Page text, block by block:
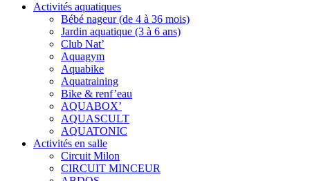
Activités aquatiques
Bébé nageur (de 4 à 36 mois)
Jardin aquatique (3 à 6 ans)
Club Nat’
Aquagym
Aquabike
Aquatraining
Bike & renf’eau
AQUABOX’
AQUASCULT
AQUATONIC
Activités en salle
Circuit Milon
CIRCUIT MINCEUR